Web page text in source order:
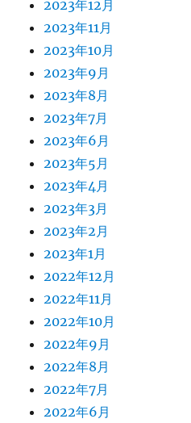
2023年12月
2023年11月
2023年10月
2023年9月
2023年8月
2023年7月
2023年6月
2023年5月
2023年4月
2023年3月
2023年2月
2023年1月
2022年12月
2022年11月
2022年10月
2022年9月
2022年8月
2022年7月
2022年6月